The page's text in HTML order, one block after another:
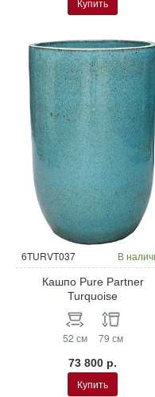
Купить
6TURVT037 В
Кашпо Pure Partner
Turquoise
52 см 79 см
73 800 р.
Купить